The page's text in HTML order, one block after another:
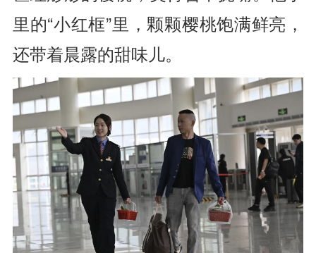
里的“小红框”里，颗颗樱桃饱满鲜亮，
还带着晨露的甜味儿。